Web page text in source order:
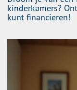
kinderkamers?
kunt financieren!